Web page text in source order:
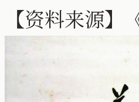
【资料来源